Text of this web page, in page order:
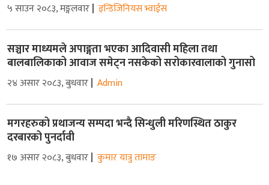
५ साउन २०८३, मङ्गलवार इन्डिजिनियस भ्वाईस
सञ्चार माध्यमले अपाङ्गता भएका आदिवासी महिला तथा
बालबालिकाको आवाज समेट्न नसकेको सरोकारवालाको गुनासो
२४ असार २०८३, बुधवार Admin
मगरहरुको प्रथाजन्य सम्पदा भन्दै सिन्धुली मरिणस्थित ठाकुर
दरबारको पुनर्दावी
१७ असार २०८३, बुधवार कुमार यात्रु तामाङ